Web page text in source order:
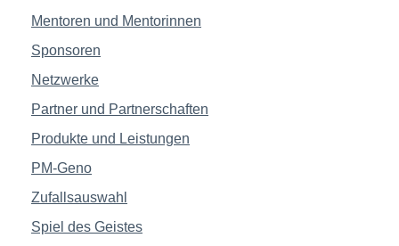
Mentoren und Mentorinnen
Sponsoren
Netzwerke
Partner und Partnerschaften
Produkte und Leistungen
PM-Geno
Zufallsauswahl
Spiel des Geistes